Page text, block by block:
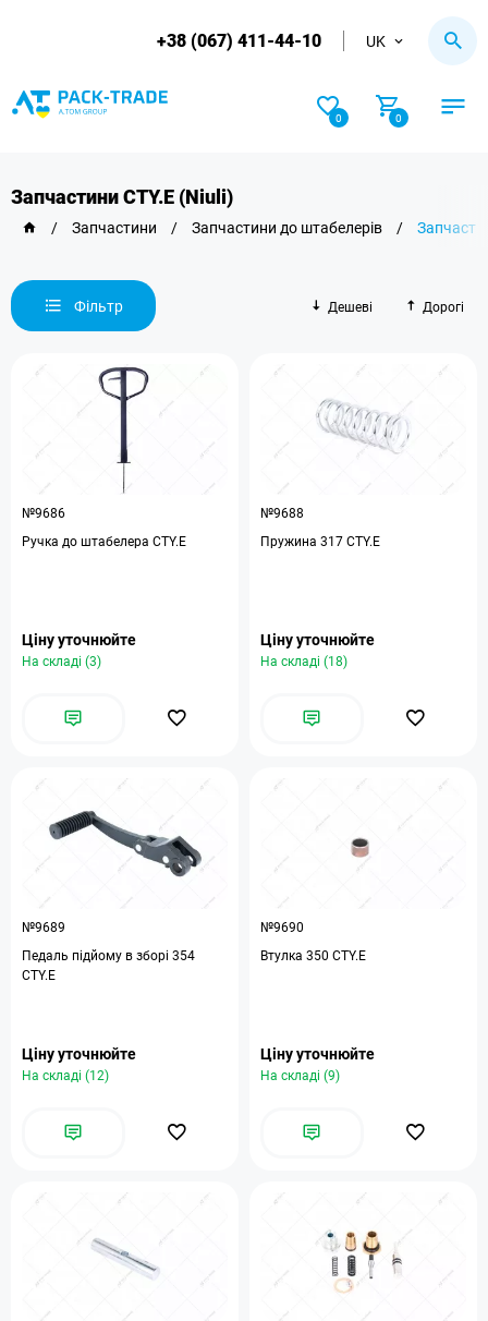
+38 (067) 411-44-10 UK
0 0
Запчастини CTY.E (Niuli)
/ Запчастини / Запчастини до штабелерів /
Фільтр Дешеві Дорогі
№9686
Ручка до штабелера CTY.E
Ціну уточнюйте
На складі (3)
№9688
Пружина 317 CTY.E
Ціну уточнюйте
На складі (18)
№9689
Педаль підйому в зборі 354
CTY.E
Ціну уточнюйте
На складі (12)
№9690
Втулка 350 CTY.E
Ціну уточнюйте
На складі (9)